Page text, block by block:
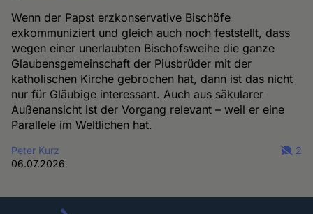
Wenn der Papst erzkonservative Bischöfe
exkommuniziert und gleich auch noch feststellt, dass
wegen einer unerlaubten Bischofsweihe die ganze
Glaubensgemeinschaft der Piusbrüder mit der
katholischen Kirche gebrochen hat, dann ist das nicht
nur für Gläubige interessant. Auch aus säkularer
Außenansicht ist der Vorgang relevant – weil er eine
Parallele im Weltlichen hat.
Peter Kurz
06.07.2026
2